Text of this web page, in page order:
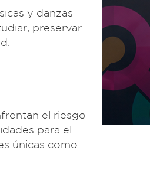
y danzas
preservar
el riesgo
para el
únicas como